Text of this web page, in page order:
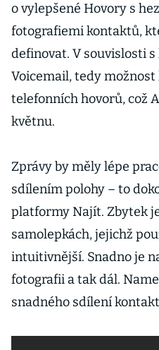
o vylepšené Hovory s
fotografiemi kontaktů,
definovat. V souvislosti
Voicemail, tedy
telefonních hovorů, což
květnu.
Zprávy by měly lépe
sdílením polohy – to
platformy Najít. Zbytek
samolepkách, jejichž
intuitivnější. Snadno je
fotografii a tak dál.
snadného sdílení